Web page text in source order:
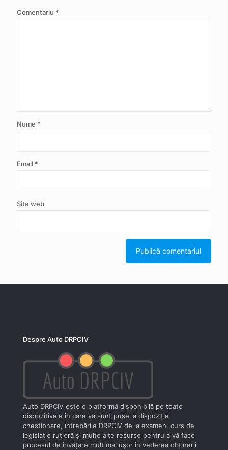
Comentariu *
Nume *
Email *
Site web
Despre Auto DRPCIV
Auto DRPCIV este o platformă disponibilă pe toate
dispozitivele în care vă sunt puse la dispoziţie
chestionare, întrebările DRPCIV de la examen, curs de
legislaţie rutieră şi multe alte resurse pentru a vă face
procesul de învăţare mult mai uşor în vederea obţinerii